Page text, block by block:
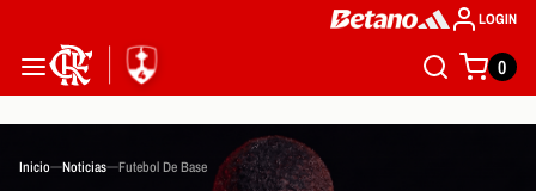
LOGIN
0
Inicio Noticias Futebol De Base